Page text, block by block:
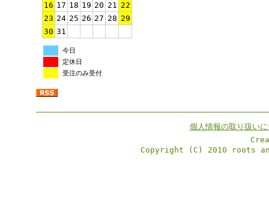
16 17 18 19 20 21 22
23 24 25 26 27 28 29
30 31
今日
定休日
受注のみ受付
個人情報の取り扱い
Copyright (C) 2010 roots